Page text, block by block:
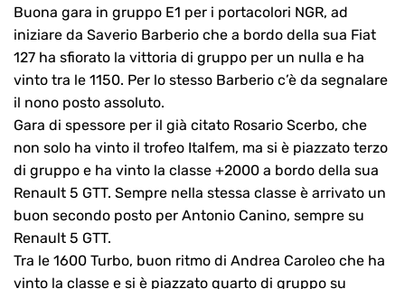
Buona gara in gruppo E1 per i portacolori NGR, ad
iniziare da Saverio Barberio che a bordo della sua Fiat
127 ha sfiorato la vittoria di gruppo per un nulla e ha
vinto tra le 1150. Per lo stesso Barberio c’è da segnalare
il nono posto assoluto.
Gara di spessore per il già citato Rosario Scerbo, che
non solo ha vinto il trofeo Italfem, ma si è piazzato terzo
di gruppo e ha vinto la classe +2000 a bordo della sua
Renault 5 GTT. Sempre nella stessa classe è arrivato un
buon secondo posto per Antonio Canino, sempre su
Renault 5 GTT.
Tra le 1600 Turbo, buon ritmo di Andrea Caroleo che ha
vinto la classe e si è piazzato quarto di gruppo su